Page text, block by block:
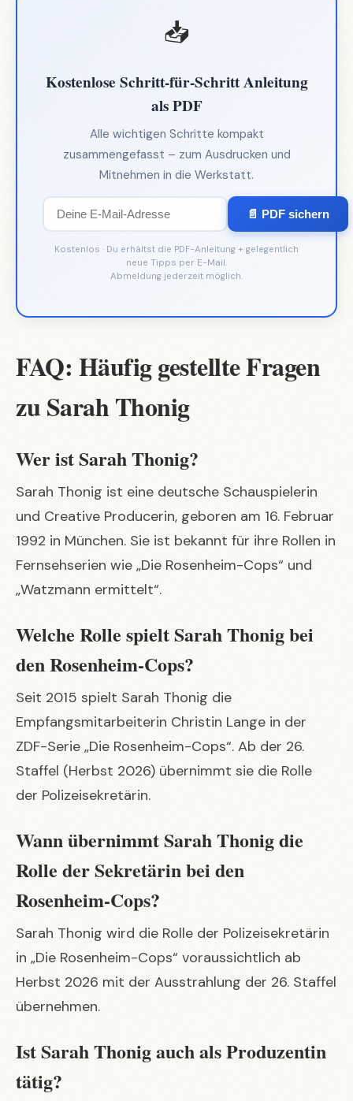
📥
Kostenlose Schritt-für-Schritt Anleitung
als PDF
Alle wichtigen Schritte kompakt
zusammengefasst – zum Ausdrucken und
Mitnehmen in die Werkstatt.
📄 PDF sichern
Kostenlos · Du erhältst die PDF-Anleitung + gelegentlich
neue Tipps per E-Mail.
Abmeldung jederzeit möglich.
FAQ: Häufig gestellte Fragen
zu Sarah Thonig
Wer ist Sarah Thonig?
Sarah Thonig ist eine deutsche Schauspielerin
und Creative Producerin, geboren am 16. Februar
1992 in München. Sie ist bekannt für ihre Rollen in
Fernsehserien wie „Die Rosenheim-Cops“ und
„Watzmann ermittelt“.
Welche Rolle spielt Sarah Thonig bei
den Rosenheim-Cops?
Seit 2015 spielt Sarah Thonig die
Empfangsmitarbeiterin Christin Lange in der
ZDF-Serie „Die Rosenheim-Cops“. Ab der 26.
Staffel (Herbst 2026) übernimmt sie die Rolle
der Polizeisekretärin.
Wann übernimmt Sarah Thonig die
Rolle der Sekretärin bei den
Rosenheim-Cops?
Sarah Thonig wird die Rolle der Polizeisekretärin
in „Die Rosenheim-Cops“ voraussichtlich ab
Herbst 2026 mit der Ausstrahlung der 26. Staffel
übernehmen.
Ist Sarah Thonig auch als Produzentin
tätig?